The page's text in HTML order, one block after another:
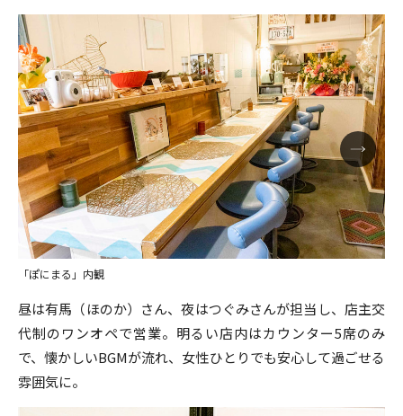
「ぽにまる」内観
昼は有馬（ほのか）さん、夜はつぐみさんが担当し、店主交
代制のワンオペで営業。明るい店内はカウンター5席のみ
で、懐かしいBGMが流れ、女性ひとりでも安心して過ごせる
雰囲気に。